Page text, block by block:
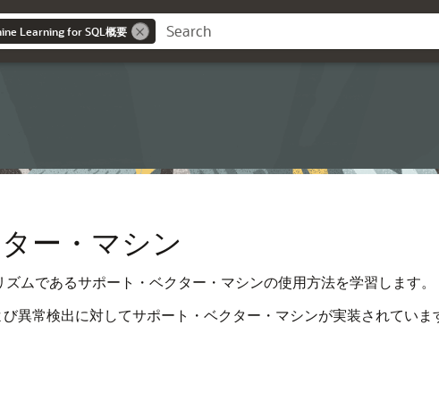
Learning for SQL概要
ー・マシン
ムであるサポート・ベクター・マシンの使用方法を学習します。
異常検出に対してサポート・ベクター・マシンが実装されていま